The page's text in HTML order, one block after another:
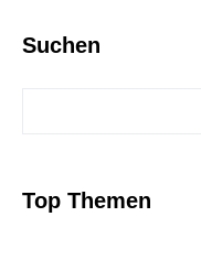
Suchen
Top Themen